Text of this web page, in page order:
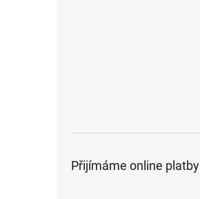
Přijímáme online platby